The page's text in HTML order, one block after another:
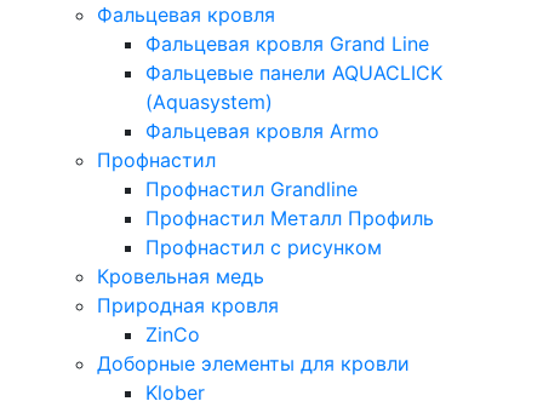
Фальцевая кровля
Фальцевая кровля Grand Line
Фальцевые панели AQUACLICK
(Aquasystem)
Фальцевая кровля Armo
Профнастил
Профнастил Grandline
Профнастил Металл Профиль
Профнастил с рисунком
Кровельная медь
Природная кровля
ZinCo
Доборные элементы для кровли
Klober